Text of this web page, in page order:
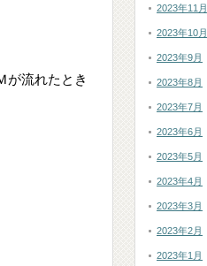
が流れたとき
2023年11月
2023年10月
2023年9月
2023年8月
2023年7月
2023年6月
2023年5月
2023年4月
2023年3月
2023年2月
2023年1月